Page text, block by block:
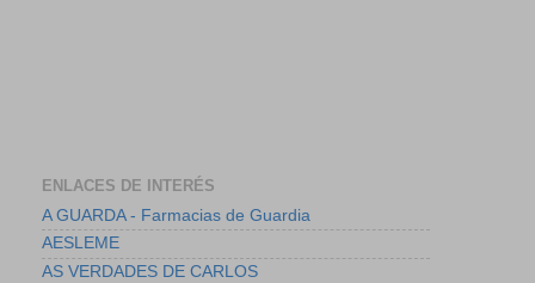
ENLACES DE INTERÉS
A GUARDA - Farmacias de Guardia
AESLEME
AS VERDADES DE CARLOS